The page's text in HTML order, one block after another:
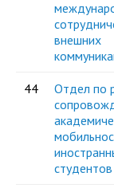
внешних
44
Отдел по
студентов